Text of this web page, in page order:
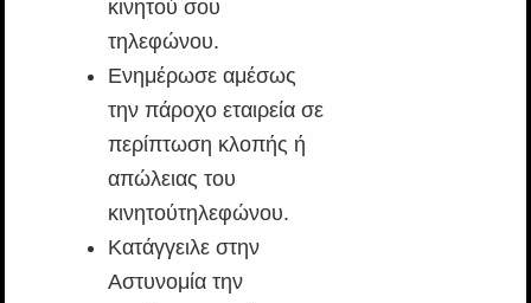
κινητού σου
τηλεφώνου.
Ενημέρωσε αμέσως
την πάροχο εταιρεία σε
περίπτωση κλοπής ή
απώλειας του
κινητούτηλεφώνου.
Κατάγγειλε στην
Αστυνομία την